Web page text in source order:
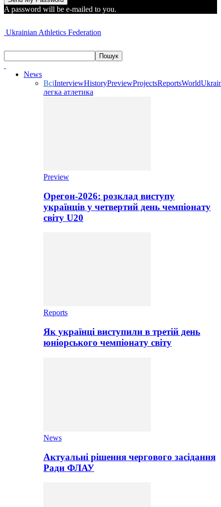
A password will be e-mailed to you.
Ukrainian Athletics Federation
News
ВсіInterviewHistoryPreviewProjectsReportsWorld
легка атлетика
Preview
Орегон-2026: розклад виступу
українців у четвертий день чемпіонату
світу U20
Reports
Як українці виступили в третій день
юніорського чемпіонату світу
News
Актуальні рішення чергового засідання
Ради ФЛАУ